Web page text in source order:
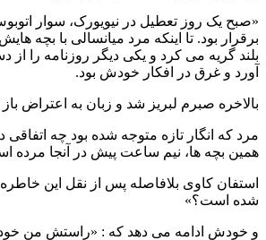
«صبح یک روز تعطیل در نیویورک، سوار
برقرار بود. تا اینکه مرد میانسالی با بچه
بلند گریه می کرد و یکی دیگر روزنامه را
آورد و غرق در افکار خودش بود.
بالاخره صبرم لبریز شد و زبان به اعتراض
مرد که انگار تازه متوجه شده بود چه
همین بچه ها، نیم ساعت پیش در آنجا مرده
استفان کاوی بلافاصله پس از نقل این
شده است؟»
و خودش ادامه می دهد که : «راستش من